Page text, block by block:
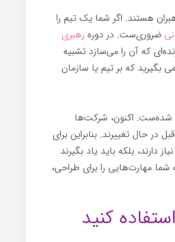
هستند. اگر شما یک تیم را
ضروری‌ست. در دوره رهبری
که آن را می‌سازد تشبیه
که بر تیم یا سازمان
شده‌ست. اکنون، شرکت‌ها
حال تغییرند. بنابراین برای
دارند، بلکه باید یاد بگیرند
شما مهارت‌هایی را برای طراحی،